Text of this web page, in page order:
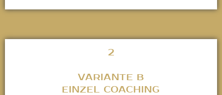
2
VARIANTE B
EINZEL COACHING